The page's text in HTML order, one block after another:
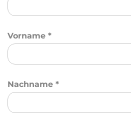
Vorname *
Nachname *